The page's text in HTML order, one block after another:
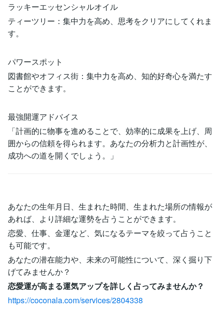
ラッキーエッセンシャルオイル
ティーツリー：集中力を高め、思考をクリアにしてくれま
す。
パワースポット
図書館やオフィス街：集中力を高め、知的好奇心を満たす
ことができます。
最強開運アドバイス
「計画的に物事を進めることで、効率的に成果を上げ、周
囲からの信頼を得られます。あなたの分析力と計画性が、
成功への道を開くでしょう。」
あなたの生年月日、生まれた時間、生まれた場所の情報が
あれば、より詳細な運勢を占うことができます。
恋愛、仕事、金運など、気になるテーマを絞って占うこと
も可能です。
あなたの潜在能力や、未来の可能性について、深く掘り下
げてみませんか？
恋愛運が高まる運気アップを詳しく占ってみませんか？
https://coconala.com/services/2804338